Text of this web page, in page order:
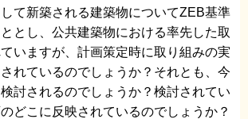
て新築される建築物についてZEB基準
とし、公共建築物における率先した取
いますが、計画策定時に取り組みの実
れているのでしょうか？それとも、今
討されるのでしょうか？検討されてい
どこに反映されているのでしょうか？